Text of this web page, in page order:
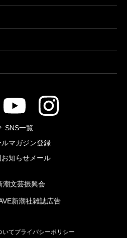
SNS一覧
ルマガジン登録
お知らせメール
潮文芸振興会
新潮社雑誌広告
いてプライバシーポリシー